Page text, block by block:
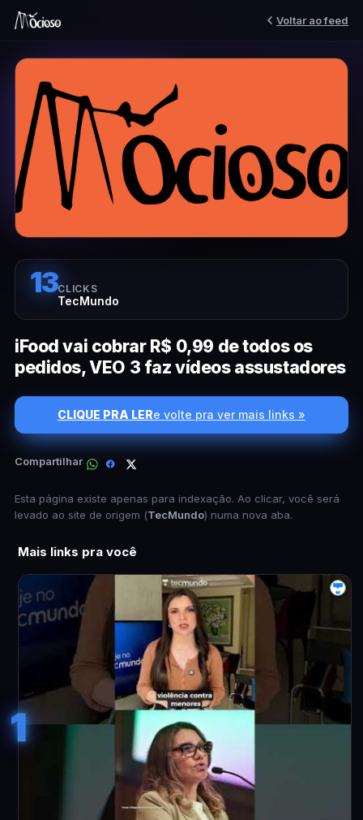
Voltar ao feed
13CLICKS
TecMundo
iFood vai cobrar R$ 0,99 de todos os
pedidos, VEO 3 faz vídeos assustadores
CLIQUE PRA LERe volte pra ver mais links »
Compartilhar
Esta página existe apenas para indexação. Ao clicar, você será
levado ao site de origem (TecMundo) numa nova aba.
Mais links pra você
1